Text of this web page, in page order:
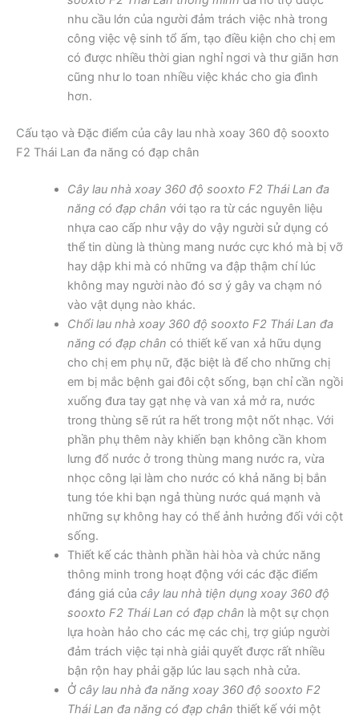
nhu cầu lớn của người đảm trách việc nhà trong
công việc vệ sinh tổ ấm, tạo điều kiện cho chị em
có được nhiều thời gian nghỉ ngơi và thư giãn hơn
cũng như lo toan nhiều việc khác cho gia đình
hơn.
Cấu tạo và Đặc điểm của cây lau nhà xoay 360 độ sooxto
F2 Thái Lan đa năng có đạp chân
Cây lau nhà xoay 360 độ sooxto F2 Thái Lan đa
năng có đạp chân với tạo ra từ các nguyên liệu
nhựa cao cấp như vậy do vậy người sử dụng có
thể tin dùng là thùng mang nước cực khó mà bị vỡ
hay dập khi mà có những va đập thậm chí lúc
không may người nào đó sơ ý gây va chạm nó
vào vật dụng nào khác.
Chổi lau nhà xoay 360 độ sooxto F2 Thái Lan đa
năng có đạp chân có thiết kế van xả hữu dụng
cho chị em phụ nữ, đặc biệt là để cho những chị
em bị mắc bệnh gai đôi cột sống, bạn chỉ cần ngồi
xuống đưa tay gạt nhẹ và van xả mở ra, nước
trong thùng sẽ rút ra hết trong một nốt nhạc. Với
phần phụ thêm này khiến bạn không cần khom
lưng đổ nước ở trong thùng mang nước ra, vừa
nhọc công lại làm cho nước có khả năng bị bắn
tung tóe khi bạn ngả thùng nước quá mạnh và
những sự không hay có thể ảnh hưởng đối với cột
sống.
Thiết kế các thành phần hài hòa và chức năng
thông minh trong hoạt động với các đặc điểm
đáng giá của cây lau nhà tiện dụng xoay 360 độ
sooxto F2 Thái Lan có đạp chân là một sự chọn
lựa hoàn hảo cho các mẹ các chị, trợ giúp người
đảm trách việc tại nhà giải quyết được rất nhiều
bận rộn hay phải gặp lúc lau sạch nhà cửa.
Ở cây lau nhà đa năng xoay 360 độ sooxto F2
Thái Lan đa năng có đạp chân thiết kế với một